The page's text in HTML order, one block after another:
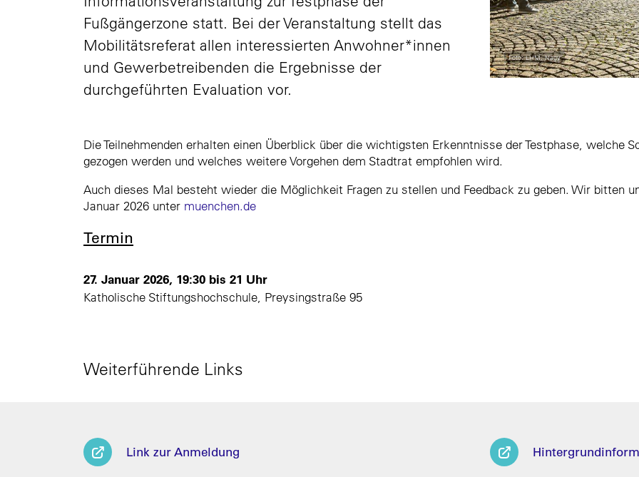
Fußgängerzone statt. Bei der Veranstaltung stellt das
Mobilitätsreferat allen interessierten Anwohner*innen
und Gewerbetreibenden die Ergebnisse der
durchgeführten Evaluation vor.
Foto: LHM, Nagy
Die Teilnehmenden erhalten einen Überblick über die wichtigsten Erkenntnisse der Testphase, welche
gezogen werden und welches weitere Vorgehen dem Stadtrat empfohlen wird.
Auch dieses Mal besteht wieder die Möglichkeit Fragen zu stellen und Feedback zu geben. Wir bitten
Januar 2026 unter muenchen.de
Termin
27. Januar 2026, 19:30 bis 21 Uhr
Katholische Stiftungshochschule, Preysingstraße 95
Weiterführende Links
Link zur Anmeldung